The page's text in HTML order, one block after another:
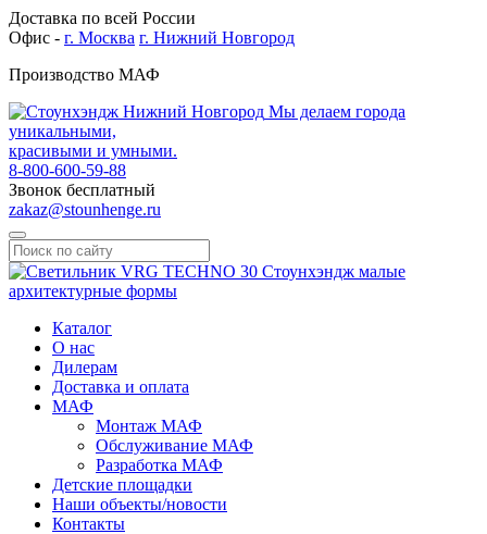
Доставка по всей России
Офис - г. Москва г. Нижний Новгород
Производство МАФ
Мы делаем города
уникальными,
красивыми и умными.
8-800-600-59-88
Звонок бесплатный
zakaz@stounhenge.ru
Каталог
О нас
Дилерам
Доставка и оплата
МАФ
Монтаж МАФ
Обслуживание МАФ
Разработка МАФ
Детские площадки
Наши объекты/новости
Контакты